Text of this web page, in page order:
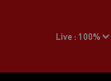
Live : 100%